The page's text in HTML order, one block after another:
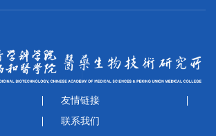
友情链接
联系我们